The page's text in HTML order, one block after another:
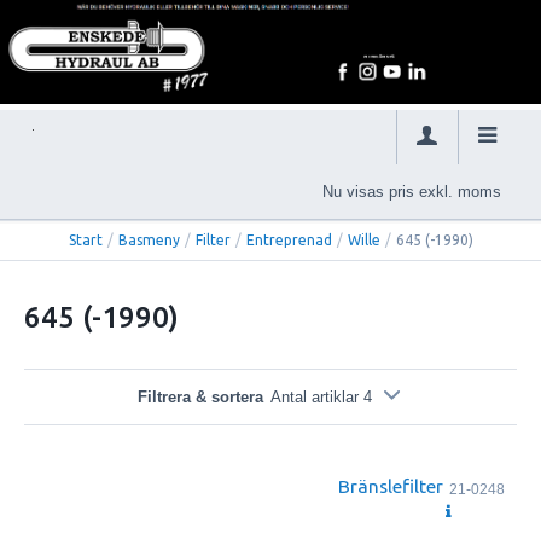
Nu visas pris exkl. moms
Start / Basmeny / Filter / Entreprenad / Wille / 645 (-1990)
645 (-1990)
Filtrera & sortera Antal artiklar 4
Bränslefilter 21-0248